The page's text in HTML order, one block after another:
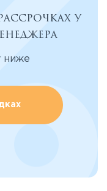
у
ниже